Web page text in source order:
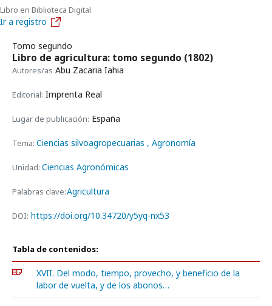
Libro en Biblioteca Digital
Ir a registro
Tomo segundo
Libro de agricultura: tomo segundo (1802)
Autores/as Abu Zacaria Iahia
Editorial: Imprenta Real
Lugar de publicación: España
Tema: Ciencias silvoagropecuarias , Agronomía
Unidad: Ciencias Agronómicas
Palabras clave:Agricultura
DOI: https://doi.org/10.34720/y5yq-nx53
Tabla de contenidos:
XVII. Del modo, tiempo, provecho, y beneficio de la
labor de vuelta, y de los abonos…